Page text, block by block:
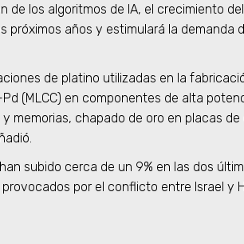
de los algoritmos de IA, el crecimiento
próximos años y estimulará la demanda
de platino utilizadas en la
(MLCC) en componentes de alta
memorias, chapado de oro en placas
subido cerca de un 9% en las dos
por el conflicto entre Israel y